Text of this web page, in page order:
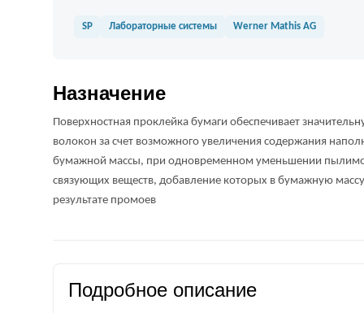
SP Лабораторные системы Werner Mathis AG
Назначение
Поверхностная проклейка бумаги обеспечивает
волокон за счет возможного увеличения содержания
бумажной массы, при одновременном уменьшении
связующих веществ, добавление которых в бумажную
результате промоев
Подробное описание